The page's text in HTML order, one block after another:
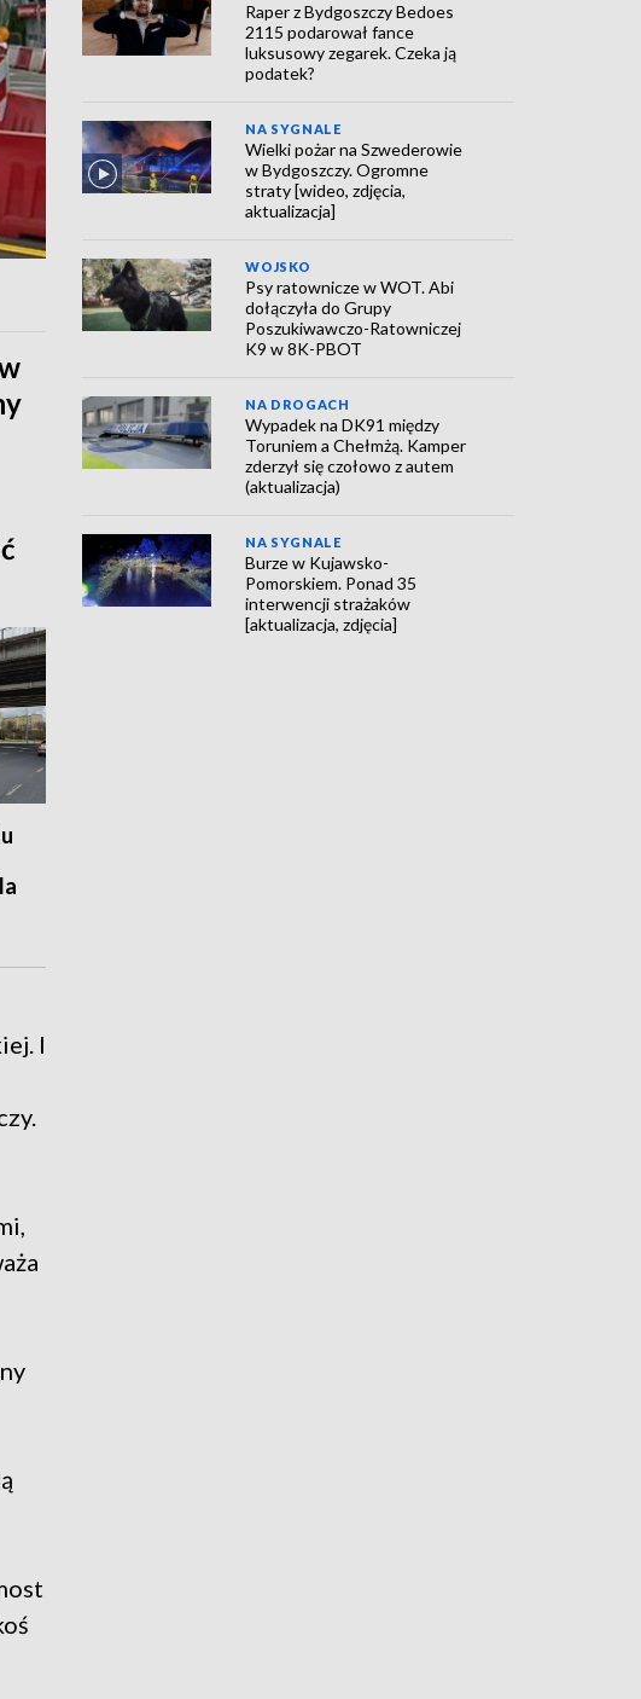
I
Raper z Bydgoszczy Bedoes
2115 podarował fance
luksusowy zegarek. Czeka ją
podatek?
NA SYGNALE
Wielki pożar na Szwederowie
w Bydgoszczy. Ogromne
straty [wideo, zdjęcia,
aktualizacja]
WOJSKO
Psy ratownicze w WOT. Abi
dołączyła do Grupy
Poszukiwawczo-Ratowniczej
K9 w 8K-PBOT
NA DROGACH
Wypadek na DK91 między
Toruniem a Chełmżą. Kamper
zderzył się czołowo z autem
(aktualizacja)
NA SYGNALE
Burze w Kujawsko-
Pomorskiem. Ponad 35
interwencji strażaków
[aktualizacja, zdjęcia]